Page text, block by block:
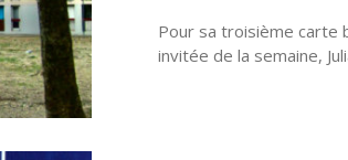
Pour sa troisième carte
invitée de la semaine,